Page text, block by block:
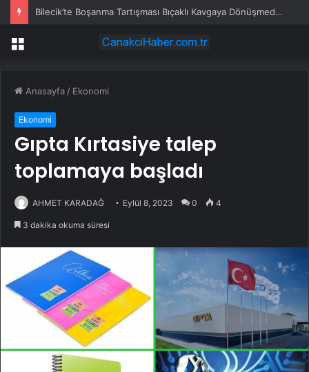
Bilecik’te Boşanma Tartışması Bıçaklı Kavgaya Dönüşmeden Önlenmiş
Menü
Anasayfa / Ekonomi
Ekonomi
Gıpta Kırtasiye talep
toplamaya başladı
AHMET KARADAĞ Eylül 8, 2023 0 4
3 dakika okuma süresi